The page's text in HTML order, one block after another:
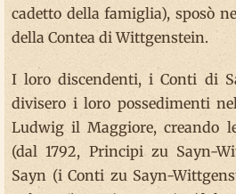
cadetto della famiglia), sposò
della Contea di Wittgenstein.
I loro discendenti, i Conti di
divisero i loro possedimenti
Ludwig il Maggiore, creando
(dal 1792, Principi zu Sayn-
Sayn (i Conti zu Sayn-